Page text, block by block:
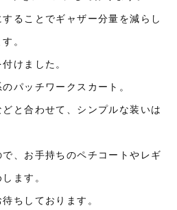
ることでギャザー分量を減らし
。
けました。
パッチワークスカート。
と合わせて、シンプルな装いは
、お手持ちのペチコートやレギ
ます。
ちしております。